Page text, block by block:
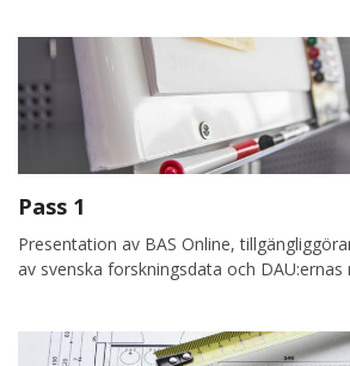
Pass 1
Presentation av BAS Online,
av svenska forskningsdata och DAU:ernas